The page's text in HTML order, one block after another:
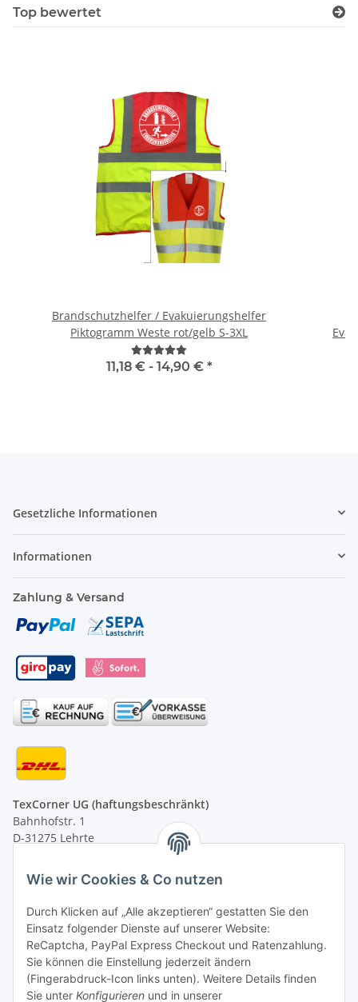
Top bewertet
Brandschutzhelfer / Evakuierungshelfer
Piktogramm Weste rot/gelb S-3XL
11,18 € - 14,90 € *
Gesetzliche Informationen
Informationen
Zahlung & Versand
TexCorner UG (haftungsbeschränkt)
Bahnhofstr. 1
D-31275 Lehrte
von 09:00 - 13:00 Uhr
Tel: +49 (0) 5132 8230689
Fax: +49 (0) 5132 8230693
E-Mail:mail@texcorner.de
Wie wir Cookies & Co nutzen
Durch Klicken auf „Alle akzeptieren“ gestatten Sie den
Einsatz folgender Dienste auf unserer Website:
ReCaptcha, PayPal Express Checkout und Ratenzahlung.
Sie können die Einstellung jederzeit ändern
(Fingerabdruck-Icon links unten). Weitere Details finden
Sie unter Konfigurieren und in unserer